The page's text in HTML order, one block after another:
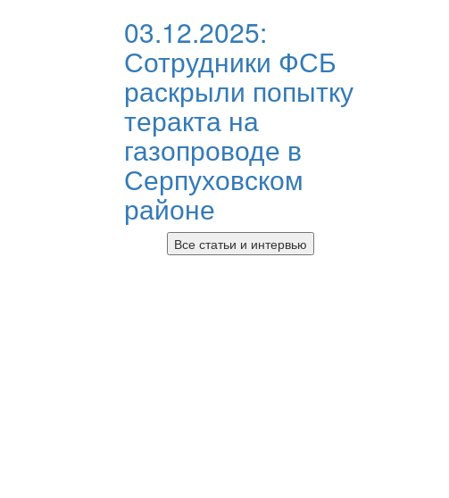
03.12.2025:
Сотрудники ФСБ
раскрыли попытку
теракта на
газопроводе в
Серпуховском
районе
Все статьи и интервью